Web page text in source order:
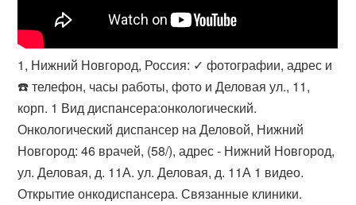
1, Нижний Новгород, Россия: ✓ фотографии, адрес и
☎️ телефон, часы работы, фото и Деловая ул., 11,
корп. 1 Вид диспансера:онкологический.
Онкологический диспансер на Деловой, Нижний
Новгород: 46 врачей, (​58/), адрес - Нижний Новгород,
ул. Деловая, д. 11А. ул. Деловая, д. 11А 1 видео.
Открытие онкодиспансера. Связанные клиники.